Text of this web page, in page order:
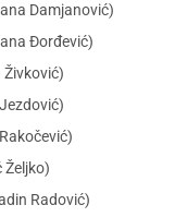
Damjanović)
Đorđević)
Živković)
Željko)
Radović)